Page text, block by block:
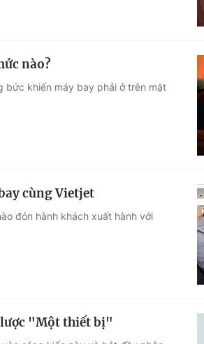
nào?
bức khiến máy bay phải ở trên mặt
cùng Vietjet
đón hành khách xuất hành với
lược "Một thiết bị"